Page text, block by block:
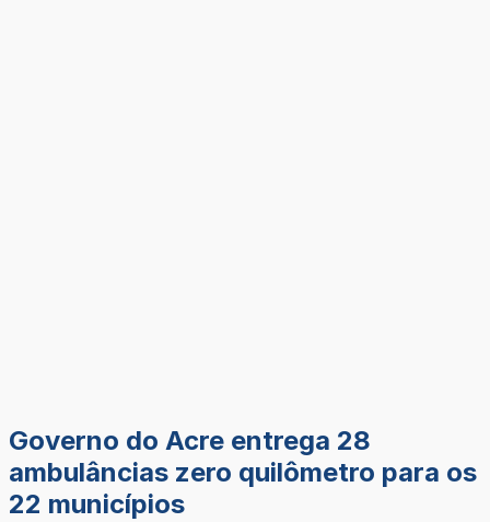
Governo do Acre entrega 28
ambulâncias zero quilômetro para os
22 municípios